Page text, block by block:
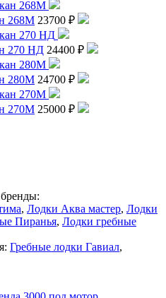
268М 23700 ₽
270 НД 24400 ₽
280М 24700 ₽
270М 25000 ₽
, Лодки Аква мастер, Лодки
Пиранья, Лодки гребные
Гребные лодки Гавиал,